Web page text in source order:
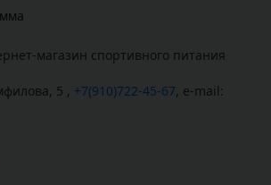
магазин спортивного питания
5 , +7(910)722-45-67, e-mail: